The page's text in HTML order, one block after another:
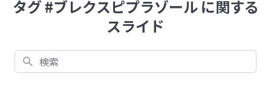
タグ #ブレクスピプラゾール に関する
スライド
検索